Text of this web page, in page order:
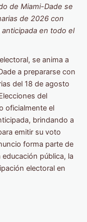
de Miami-Dade se
de 2026 con
en todo el
se anima a
a prepararse con
del 18 de agosto
del
oficialmente el
brindando a
emitir su voto
forma parte de
pública, la
electoral en